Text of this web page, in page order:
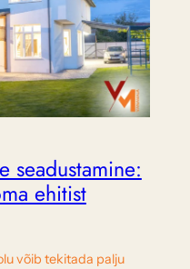
seadustamine:
ehitist
võib tekitada palju